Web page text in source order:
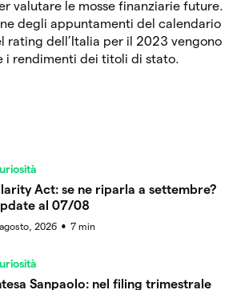
valutare le mosse finanziarie future.
degli appuntamenti del calendario
rating dell’Italia per il 2023 vengono
i rendimenti dei titoli di stato.
Act: se ne riparla a settembre?
al 07/08
2026 ● 7 min
Sanpaolo: nel filing trimestrale